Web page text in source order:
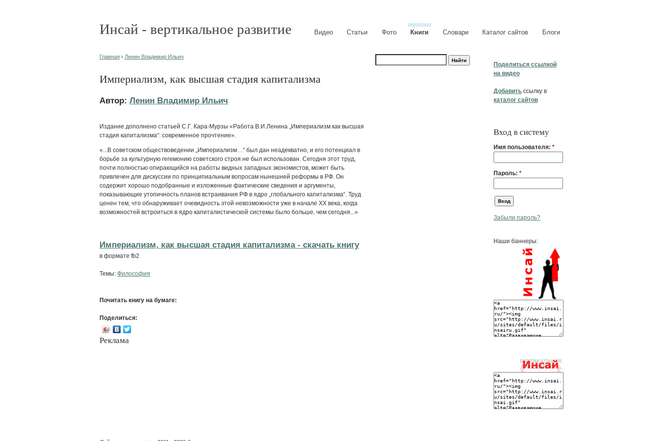
Инсай - вертикальное развитие Видео Статьи Фото Книги Словари Каталог сайтов Блоги
Поделиться ссылкой
на видео
Добавить ссылку в
каталог сайтов
Вход в систему
Имя пользователя: *
Пароль: *
Забыли пароль?
Наши баннеры:
Главная › Ленин Владимир Ильич
Империализм, как высшая стадия капитализма
Автор: Ленин Владимир Ильич
Издание дополнено статьей С.Г. Кара-Мурзы «Работа В.И.Ленина „Империализм как высшая
стадия капитализма“: современное прочтение».
«...В советском обществоведении „Империализм…“ был дан неадекватно, и его потенциал в
борьбе за культурную гегемонию советского строя не был использован. Сегодня этот труд,
почти полностью опирающийся на работы видных западных экономистов, может быть
привлечен для дискуссии по принципиальным вопросам нынешней реформы в РФ. Он
содержит хорошо подобранные и изложенные фактические сведения и аргументы,
показывающие утопичность планов встраивания РФ в ядро „глобального капитализма“. Труд
ценен тем, что обнаруживает очевидность этой невозможности уже в начале ХХ века, когда
возможностей встроиться в ядро капиталистической системы было больше, чем сегодня...»
Империализм, как высшая стадия капитализма - cкачать книгу
в формате fb2
Темы: Философия
Почитать книгу на бумаге:
Поделиться:
Реклама